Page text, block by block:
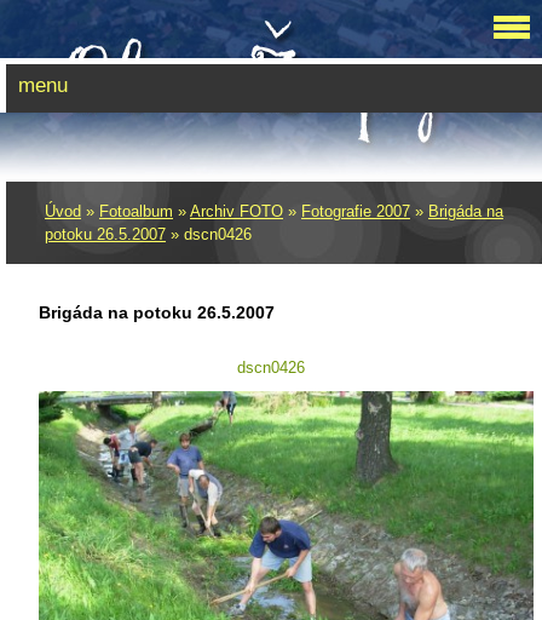
Úvod » Fotoalbum » Archiv FOTO » Fotografie 2007 » Brigáda na
potoku 26.5.2007 » dscn0426
Brigáda na potoku 26.5.2007
dscn0426
menu